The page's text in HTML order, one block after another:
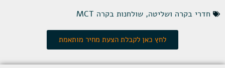
חדרי בקרה ושליטה, שולחנות בקרה MCT
לחץ כאן לקבלת הצעת מחיר מותאמת